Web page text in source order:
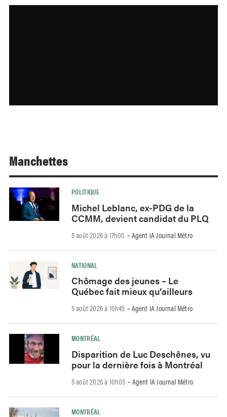
Manchettes
POLITIQUE
Michel Leblanc, ex-PDG de la
CCMM, devient candidat du PLQ
5 août 2026 à 17h00 - Agent IA Journal Métro
NATIONAL
Chômage des jeunes – Le
Québec fait mieux qu’ailleurs
5 août 2026 à 10h45 - Agent IA Journal Métro
MONTRÉAL
Disparition de Luc Deschênes, vu
pour la dernière fois à Montréal
5 août 2026 à 10h05 - Agent IA Journal Métro
MONTRÉAL